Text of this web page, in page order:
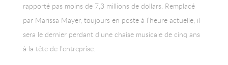
rapporté pas moins de 7,3 millions de dollars. Remplacé
par Marissa Mayer, toujours en poste à l’heure actuelle, il
sera le dernier perdant d’une chaise musicale de cinq ans
à la tête de l’entreprise.